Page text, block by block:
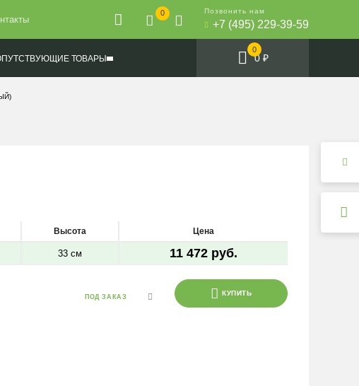
0 Позвонить нам
+7 (495) 229-39-59
ТОВАРЫ
0
0 ₽
Высота Цена
33 см 11 472 руб.
ПОД ЗАКАЗ КУПИТЬ